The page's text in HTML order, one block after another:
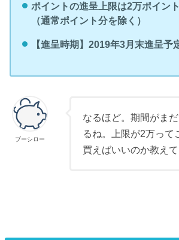
ポイントの進呈上限は2万ポイン
（通常ポイント分を除く）
【進呈時期】2019年3月末進呈予
ブーシロー
なるほど。期間がま
るね。上限が2万って
買えばいいのか教えて